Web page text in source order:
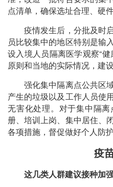
点清单，确保选址合理、硬
疫情发生后，分批及时启
员比较集中的地区特别是输
设入境人员隔离医学观察“
原则和当地的实际情况，建
强化集中隔离点公共区域
产生的垃圾以及工作人员使
无害化处理。对于集中隔
册、培训上岗、集中居住、
各项措施，督促做好个人防护
疫
这几类人群建议接种加